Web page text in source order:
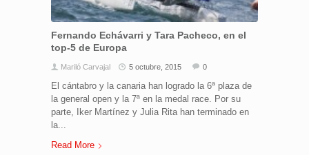
Fernando Echávarri y Tara Pacheco, en el
top-5 de Europa
Mariló Carvajal 5 octubre, 2015 0
El cántabro y la canaria han logrado la 6ª plaza de
la general open y la 7ª en la medal race. Por su
parte, Iker Martínez y Julia Rita han terminado en
la...
Read More